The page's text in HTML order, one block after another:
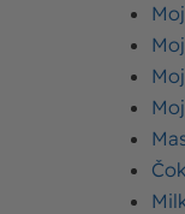
15. mart 2022.